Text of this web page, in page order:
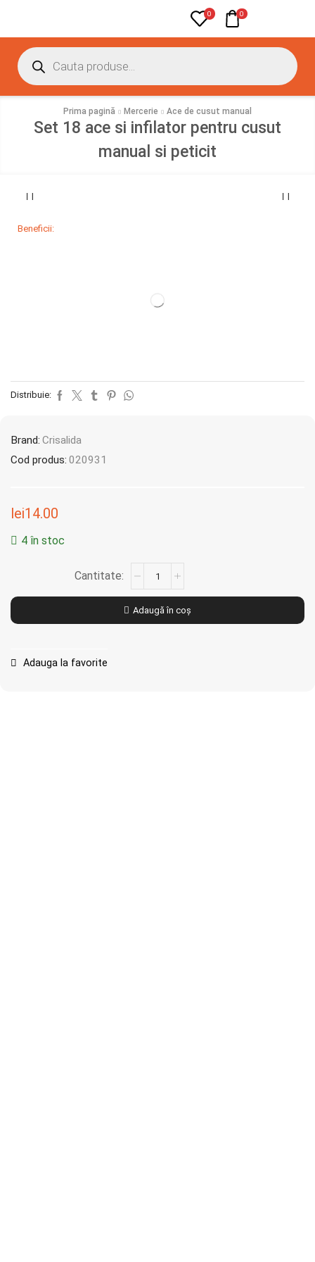
0 0
Prima pagină Mercerie Ace de cusut manual
Set 18 ace si infilator pentru cusut
manual si peticit
Beneficii:
Distribuie:
Brand: Crisalida
Cod produs: 020931
lei14.00
4 în stoc
Adaugă în coș
Adauga la favorite